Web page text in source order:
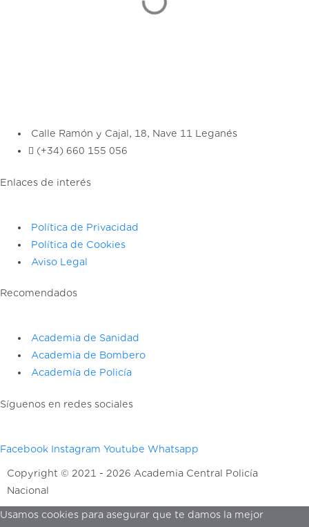
Calle Ramón y Cajal, 18, Nave 11 Leganés
(+34) 660 155 056
Enlaces de interés
Política de Privacidad
Política de Cookies
Aviso Legal
Recomendados
Academia de Sanidad
Academia de Bombero
Academía de Policía
Síguenos en redes sociales
Facebook Instagram Youtube Whatsapp
Copyright © 2021 - 2026 Academia Central Policía
Nacional
Usamos cookies para asegurar que te damos la mejor